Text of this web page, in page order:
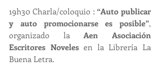
19h30 Charla/coloquio : “Auto publicar
y auto promocionarse es posible”,
organizado la Aen Asociación
Escritores Noveles en la Librería La
Buena Letra.